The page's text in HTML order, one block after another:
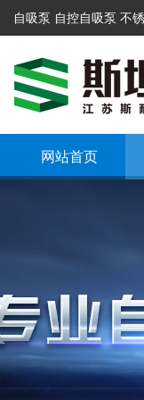
自吸泵 自控自吸泵 不
网站首页